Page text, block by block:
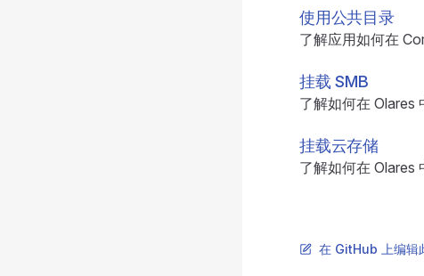
使用公共目录
了解应用如何在
挂载 SMB
了解如何在 Olares
挂载云存储
了解如何在 Olares
在 GitHub 上编辑